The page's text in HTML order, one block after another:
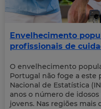
Envelhecimento
profissionais de
O envelhecimento
Portugal não foge a este
Nacional de Estatística
anos o número de
jovens. Nas regiões mais